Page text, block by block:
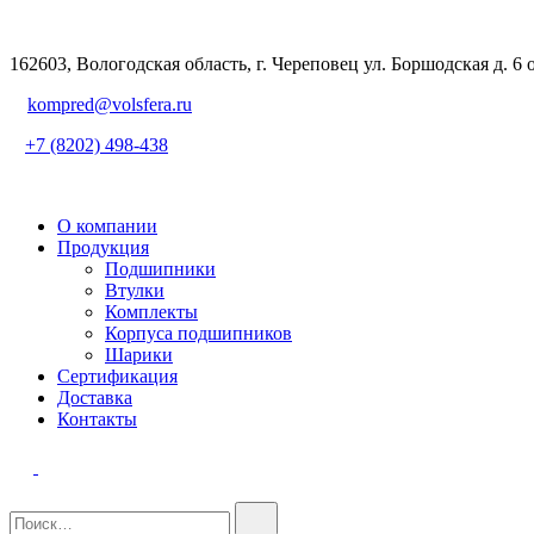
162603, Вологодская область, г. Череповец ул. Боршодская д. 6
kompred@volsfera.ru
+7 (8202) 498-438
О компании
Продукция
Подшипники
Втулки
Комплекты
Корпуса подшипников
Шарики
Сертификация
Доставка
Контакты